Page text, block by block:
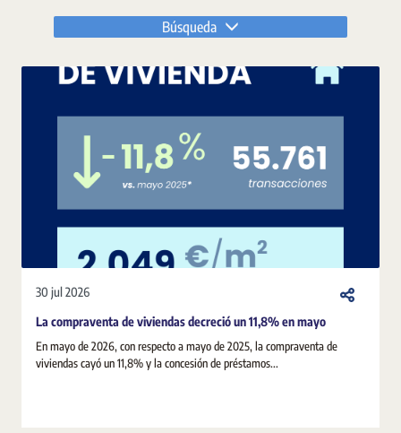
Búsqueda
30 jul 2026
La compraventa de viviendas decreció un 11,8% en mayo
En mayo de 2026, con respecto a mayo de 2025, la compraventa de
viviendas cayó un 11,8% y la concesión de préstamos...